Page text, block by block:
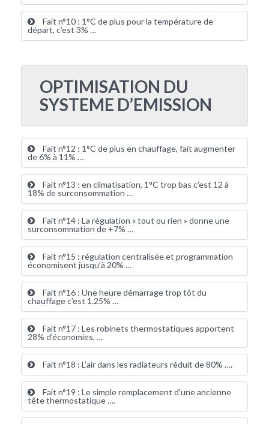
Fait n°10 : 1°C de plus pour la température de
départ, c’est 3% …
OPTIMISATION DU
SYSTEME D’EMISSION
Fait n°12 : 1°C de plus en chauffage, fait augmenter
de 6% à 11% …
Fait n°13 : en climatisation, 1°C trop bas c’est 12 à
18% de surconsommation …
Fait n°14 : La régulation « tout ou rien » donne une
surconsommation de +7% …
Fait n°15 : régulation centralisée et programmation
économisent jusqu’à 20% …
Fait n°16 : Une heure démarrage trop tôt du
chauffage c’est 1.25% …
Fait n°17 : Les robinets thermostatiques apportent
28% d’économies, …
Fait n°18 : L’air dans les radiateurs réduit de 80% ….
Fait n°19 : Le simple remplacement d’une ancienne
tête thermostatique ….